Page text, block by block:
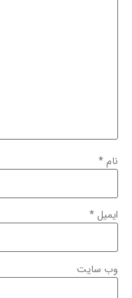
نام*
ایمیل*
وب‌ سایت